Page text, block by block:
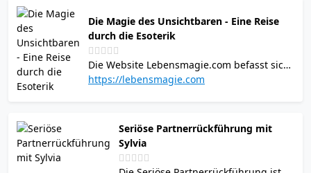
Die Magie des Unsichtbaren - Eine Reise
durch die Esoterik
Die Website Lebensmagie.com befasst sich
mit der Esoterik und ihren vielfältigen
Numerologie und Energieheilung. Ziel ist
es, den Lesern Wege zur Selbsterkenntnis
und zur Vertiefung ihrer spirituellen Reise
aufzuzeigen. Die Seite betont die
https://lebensmagie.com
Seriöse Partnerrückführung mit
Sylvia